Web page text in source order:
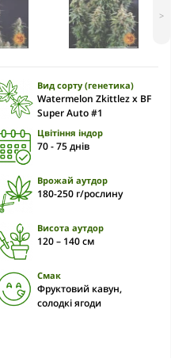
>
Вид сорту (генетика)
Watermelon Zkittlez x BF
Super Auto #1
Цвітіння індор
70 - 75 днів
Врожай аутдор
180-250 г/рослину
Висота аутдор
120 – 140 см
Смак
Фруктовий кавун,
солодкі ягоди